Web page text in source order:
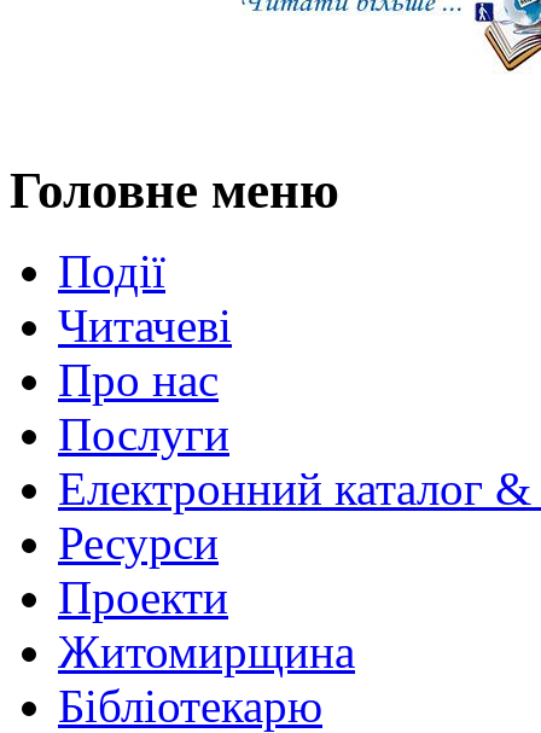
Головне меню
Події
Читачеві
Про нас
Послуги
Електронний каталог
Ресурси
Проекти
Житомирщина
Бібліотекарю